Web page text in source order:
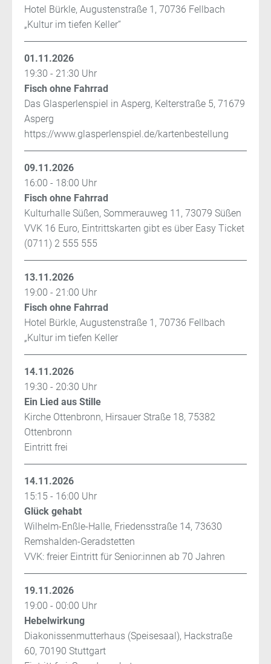
„Kultur im tiefen Keller“
Hotel Bürkle, Augustenstraße 1, 70736 Fellbach
01.11.2026
19:30 - 21:30 Uhr
https://www.glasperlenspiel.de/kartenbestellung
Das Glasperlenspiel in Asperg, Kelterstraße 5, 71679
Asperg
Fisch ohne Fahrrad
09.11.2026
16:00 - 18:00 Uhr
VVK 16 Euro, Eintrittskarten gibt es über Easy Ticket
(0711) 2 555 555
Kulturhalle Süßen, Sommerauweg 11, 73079 Süßen
Fisch ohne Fahrrad
13.11.2026
19:00 - 21:00 Uhr
„Kultur im tiefen Keller
Hotel Bürkle, Augustenstraße 1, 70736 Fellbach
Fisch ohne Fahrrad
14.11.2026
19:30 - 20:30 Uhr
Eintritt frei
Kirche Ottenbronn, Hirsauer Straße 18, 75382
Ottenbronn
Ein Lied aus Stille
14.11.2026
15:15 - 16:00 Uhr
VVK: freier Eintritt für Senior:innen ab 70 Jahren
Wilhelm-Enßle-Halle, Friedensstraße 14, 73630
Remshalden-Geradstetten
Glück gehabt
19.11.2026
19:00 - 00:00 Uhr
Diakonissenmutterhaus (Speisesaal), Hackstraße
60, 70190 Stuttgart
Hebelwirkung